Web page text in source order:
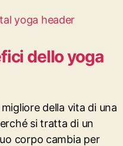
dello yoga
della vita di una
si tratta di un
corpo cambia per